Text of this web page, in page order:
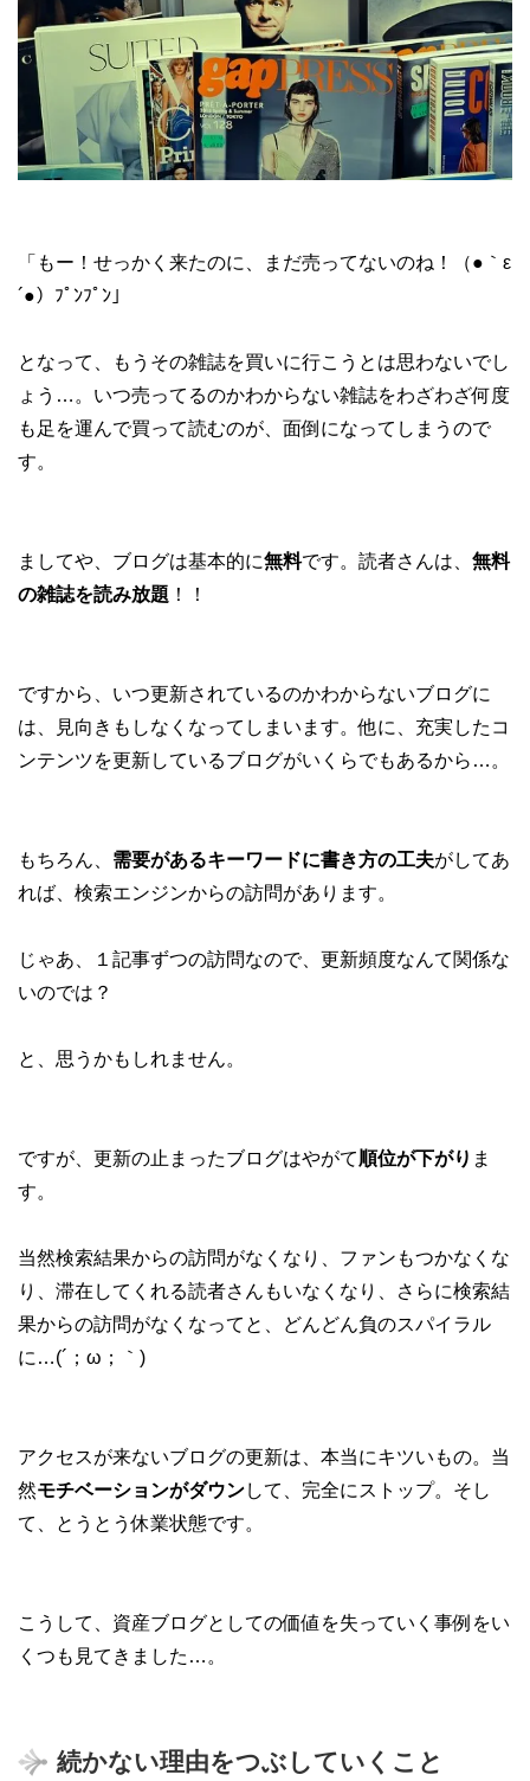
「もー！せっかく来たのに、まだ売ってないのね！（●｀ε
´●）ﾌﾟﾝﾌﾟﾝ」
となって、もうその雑誌を買いに行こうとは思わないでし
ょう…。いつ売ってるのかわからない雑誌をわざわざ何度
も足を運んで買って読むのが、面倒になってしまうので
す。
ましてや、ブログは基本的に無料です。読者さんは、 無料
の雑誌を読み放題 ！！
ですから、いつ更新されているのかわからないブログに
は、見向きもしなくなってしまいます。他に、充実したコ
ンテンツを更新しているブログがいくらでもあるから…。
もちろん、 需要があるキーワードに書き方の工夫がしてあ
れば、検索エンジンからの訪問があります。
じゃあ、１記事ずつの訪問なので、更新頻度なんて関係な
いのでは？
と、思うかもしれません。
ですが、更新の止まったブログはやがて順位が下がり ま
す。
当然検索結果からの訪問がなくなり、ファンもつかなくな
り、滞在してくれる読者さんもいなくなり、さらに検索結
果からの訪問がなくなってと、どんどん負のスパイラル
に…(´；ω；｀)
アクセスが来ないブログの更新は、本当にキツいもの。当
然モチベーションがダウンして、完全にストップ。そし
て、とうとう休業状態です。
こうして、資産ブログとしての価値を失っていく事例をい
くつも見てきました…。
続かない理由をつぶしていくこと